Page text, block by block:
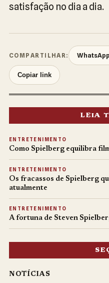
satisfação no dia a dia.
COMPARTILHAR: WhatsApp
Copiar link
LEIA
ENTRETENIMENTO
Como Spielberg equilibra
ENTRETENIMENTO
Os fracassos de Spielberg
atualmente
ENTRETENIMENTO
A fortuna de Steven
NOTÍCIAS